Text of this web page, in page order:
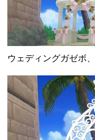
ウェディングガゼボ